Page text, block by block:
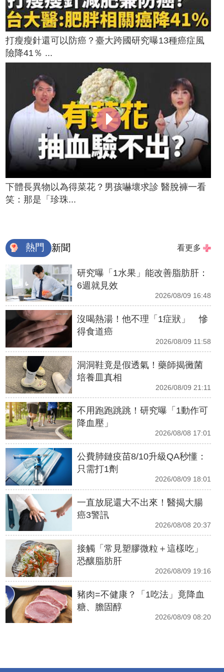
打瘦瘦針還可以防癌？臺大跨國研究曝13種癌症風
險降41％ ...
下體長異物以為得菜花？男孩嚇壞求診 醫脫褲一看
笑：那是「珍珠...
熱門 新聞 看更多
研究曝「1水果」能改善脂肪肝：
6週就見效
2026/08/09 16:48
沒喝熱湯！他不理「1症狀」 慘
得食道癌
2026/08/09 11:58
洞洞鞋竟是假透氣！藥師揭黴菌
培養皿真相
2026/08/09 21:11
不用跑跑跳跳！研究曝「1動作可
降血壓」
2026/08/08 17:01
公費肺鏈疫苗8/10升級QA秒懂：
只需打1劑
2026/08/09 18:01
一直放屁還大不出來！醫揭大腸
癌3警訊
2026/08/08 20:37
接觸「常見塑膠微粒＋這樣吃」
恐釀脂肪肝
2026/08/09 19:16
豬肉=不健康？「1吃法」竟降血
糖、膽固醇
2026/08/09 08:20